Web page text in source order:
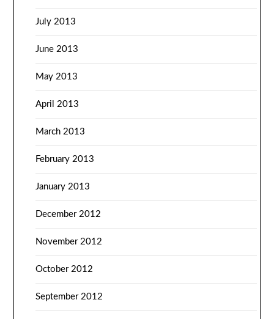
July 2013
June 2013
May 2013
April 2013
March 2013
February 2013
January 2013
December 2012
November 2012
October 2012
September 2012